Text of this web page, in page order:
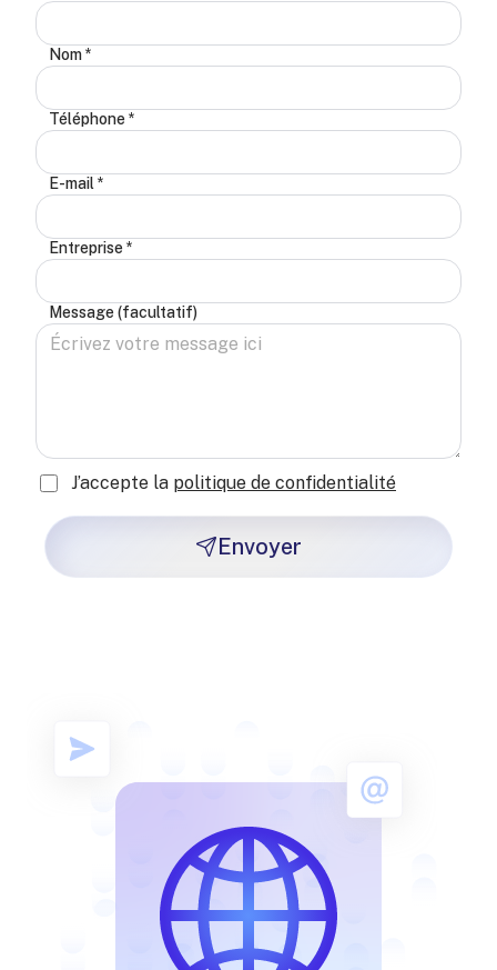
Nom *
Téléphone *
E-mail *
Entreprise *
Message (facultatif)
J’accepte la politique de confidentialité
Envoyer